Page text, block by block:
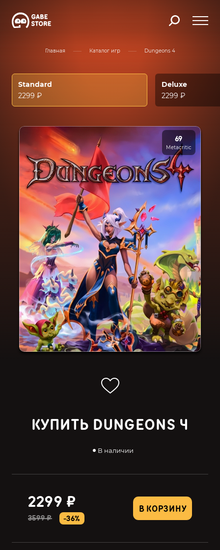
Главная Каталог игр Dungeons 4
Standard
2299 ₽
Deluxe
2299 ₽
69
Metacritic
КУПИТЬ DUNGEONS 4
В наличии
В КОРЗИНУ
2299 ₽
3599 ₽ -36%